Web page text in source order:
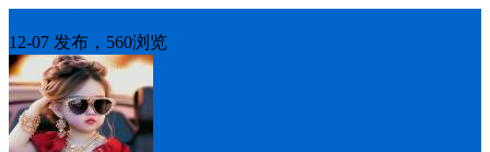
12-07 发布，560浏览